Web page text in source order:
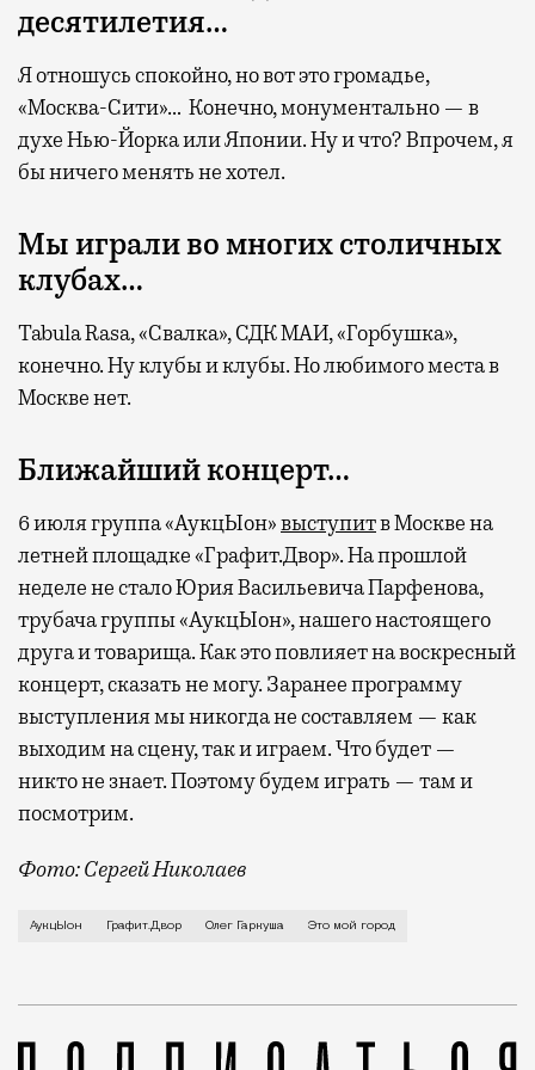
десятилетия…
Я отношусь спокойно, но вот это громадье,
«Москва-Сити»… Конечно, монументально — в
духе Нью-Йорка или Японии. Ну и что? Впрочем, я
бы ничего менять не хотел.
Мы играли во многих столичных
клубах…
Tabula Rasa, «Свалка», СДК МАИ, «Горбушка»,
конечно. Ну клубы и клубы. Но любимого места в
Москве нет.
Ближайший концерт…
6 июля группа «АукцЫон»выступитв Москве на
летней площадке «Графит.Двор». На прошлой
неделе не стало Юрия Васильевича Парфенова,
трубача группы «АукцЫон», нашего настоящего
друга и товарища. Как это повлияет на воскресный
концерт, сказать не могу. Заранее программу
выступления мы никогда не составляем — как
выходим на сцену, так и играем. Что будет —
никто не знает. Поэтому будем играть — там и
посмотрим.
Фото: Сергей Николаев
О душевном, несмотря на погоду, Петербурге и
АукцЫон Графит.Двор Олег Гаркуша Это мой город